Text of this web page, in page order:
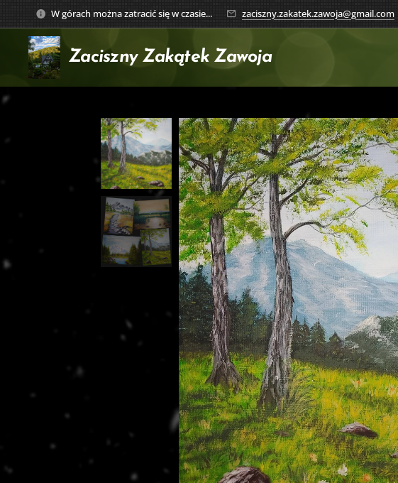
W górach można zatracić się w czasie... zaciszny.zakatek.zawoja@gmail.com
Zaciszny Zakątek Zawoja